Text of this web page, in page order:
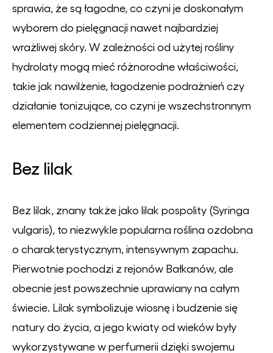
sprawia, że są łagodne, co czyni je doskonałym
wyborem do pielęgnacji nawet najbardziej
wrażliwej skóry. W zależności od użytej rośliny
hydrolaty mogą mieć różnorodne właściwości,
takie jak nawilżenie, łagodzenie podrażnień czy
działanie tonizujące, co czyni je wszechstronnym
elementem codziennej pielęgnacji.
Bez lilak
Bez lilak, znany także jako lilak pospolity (Syringa
vulgaris), to niezwykle popularna roślina ozdobna
o charakterystycznym, intensywnym zapachu.
Pierwotnie pochodzi z rejonów Bałkanów, ale
obecnie jest powszechnie uprawiany na całym
świecie. Lilak symbolizuje wiosnę i budzenie się
natury do życia, a jego kwiaty od wieków były
wykorzystywane w perfumerii dzięki swojemu